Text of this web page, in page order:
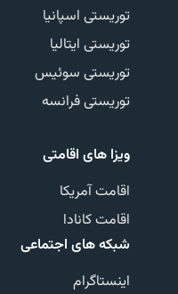
توریستی اسپانیا
توریستی ایتالیا
توریستی سوئیس
توریستی فرانسه
ویزا های اقامتی
اقامت آمریکا
اقامت کانادا
شبکه های اجتماعی
اینستاگرام